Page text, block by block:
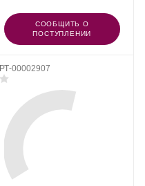
СООБЩИТЬ О
ПОСТУПЛЕНИИ
РТ-00002907